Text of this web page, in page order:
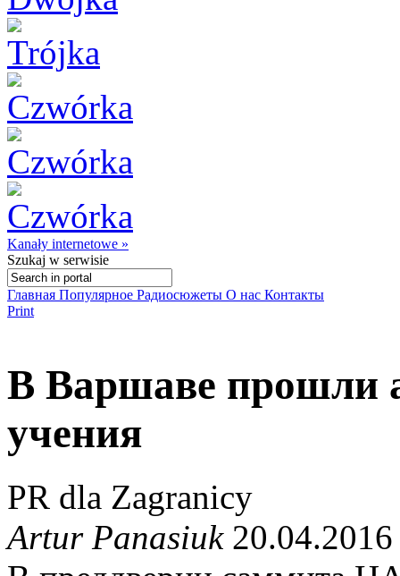
Kanały internetowe »
Szukaj w serwisie
Главная Популярное Радиосюжеты О нас Контакты
Print
В Варшаве прошли
учения
PR dla Zagranicy
Artur Panasiuk20.04.2016